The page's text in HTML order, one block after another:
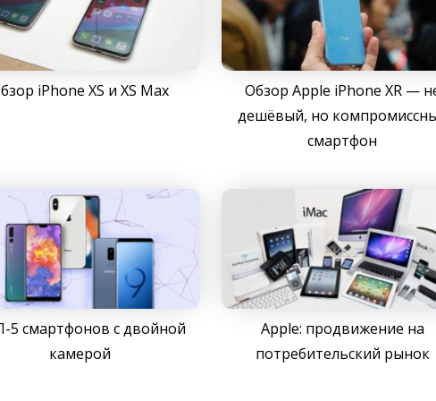
iPhone XS и XS Max
Обзор Apple iPhone XR —
дешёвый, но
смартфон
5 смартфонов с двойной
камерой
Apple: продвижение на
потребительский рынок